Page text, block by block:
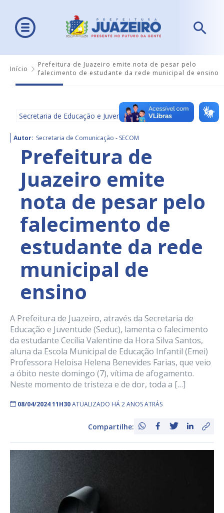
Início
Prefeitura de Juazeiro emite nota de pesar pelo
falecimento de estudante da rede municipal de ensino
Secretaria de Educação e Juventude - SEDUC
Autor: Secretaria de Comunicação - SECOM
Prefeitura de
Juazeiro emite
nota de pesar pelo
falecimento de
estudante da rede
municipal de
ensino
A Prefeitura de Juazeiro, através da Secretaria de
Educação e Juventude (Seduc), lamenta o falecimento
da estudante Cecília Valentine da Hora Silva Santos,
aluna da Escola Municipal de Educação Infantil (Emei)
Professora Heloisa Helena Benevides Farias, que veio
a óbito neste domingo (7), vítima de afogamento.
Neste momento de tristeza e de dor, toda a […]
08/04/2024 11H30ATUALIZADO HÁ 2 ANOS ATRÁS
Compartilhe: